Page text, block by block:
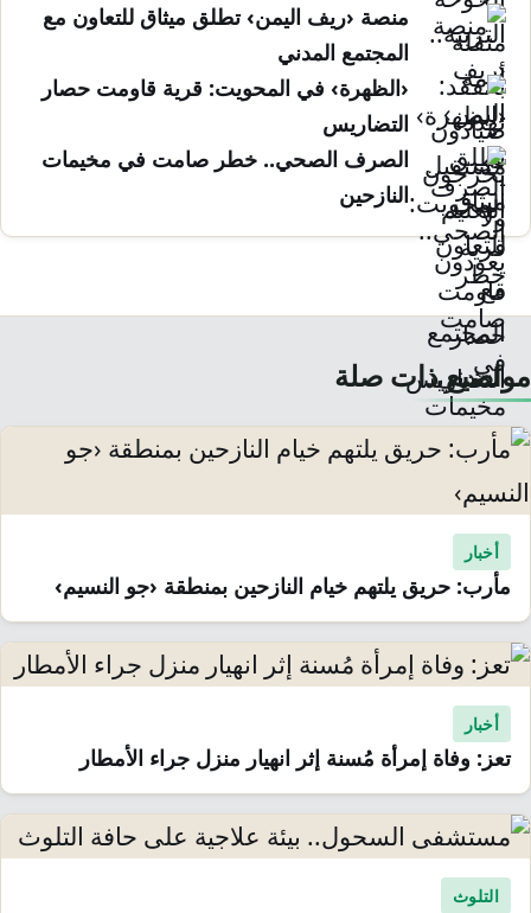
منصة ‹ريف اليمن› تطلق ميثاق للتعاون مع
المجتمع المدني
‹الظهرة› في المحويت: قرية قاومت حصار
التضاريس
الصرف الصحي.. خطر صامت في مخيمات
النازحين
مواضيع ذات صلة
أخبار
مأرب: حريق يلتهم خيام النازحين بمنطقة ‹جو النسيم›
أخبار
تعز: وفاة إمرأة مُسنة إثر انهيار منزل جراء الأمطار
التلوث